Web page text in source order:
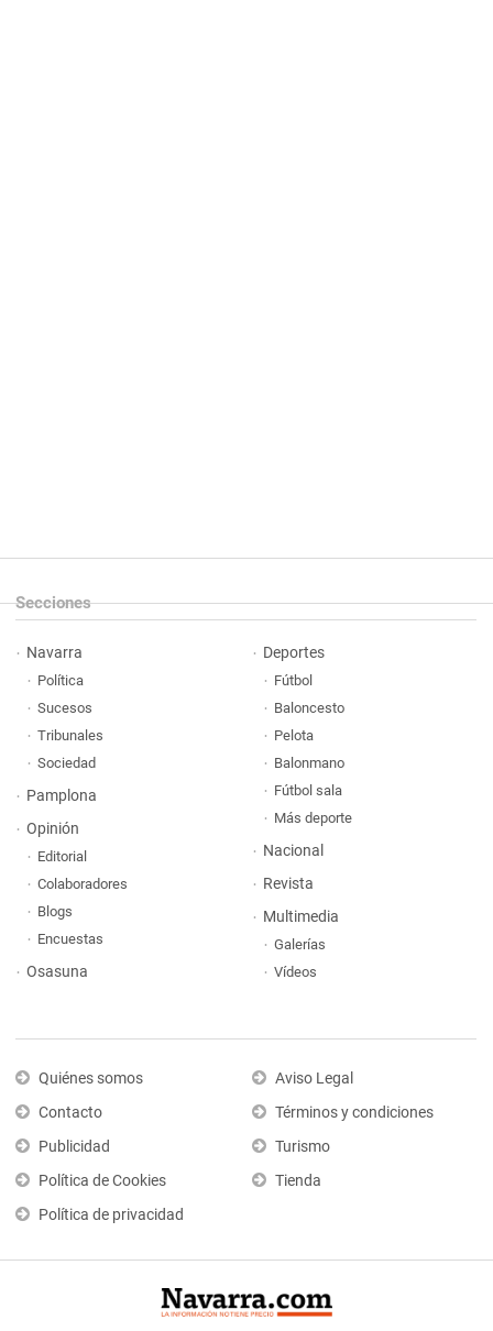
Secciones
Navarra
Política
Sucesos
Tribunales
Sociedad
Pamplona
Opinión
Editorial
Colaboradores
Blogs
Encuestas
Osasuna
Deportes
Fútbol
Baloncesto
Pelota
Balonmano
Fútbol sala
Más deporte
Nacional
Revista
Multimedia
Galerías
Vídeos
Quiénes somos
Contacto
Publicidad
Política de Cookies
Política de privacidad
Aviso Legal
Términos y condiciones
Turismo
Tienda